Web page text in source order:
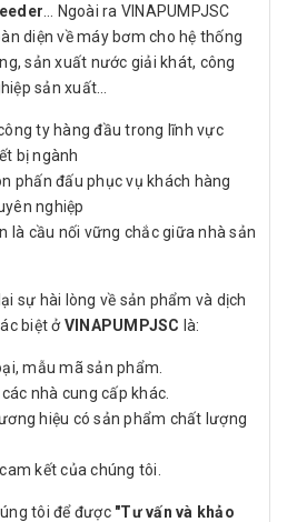
… Ngoài ra VINAPUMPJSC
diện về máy bơm cho hệ thống
sản xuất nước giải khát, công
sản xuất…
ty hàng đầu trong lĩnh vực
bị ngành
phấn đấu phục vụ khách hàng
nghiệp
là cầu nối vững chắc giữa nhà sản
sự hài lòng về sản phẩm và dịch
biệt ởVINAPUMPJSC là:
mẫu mã sản phẩm.
nhà cung cấp khác.
hiệu có sản phẩm chất lượng
kết của chúng tôi.
tôi để được "Tư vấn và khảo